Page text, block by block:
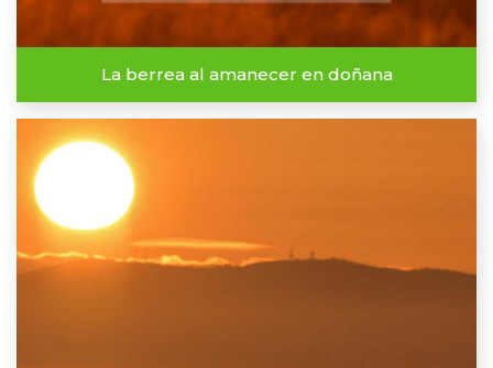
La berrea al amanecer en doñana